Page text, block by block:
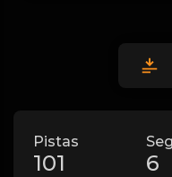
Pistas
101 6